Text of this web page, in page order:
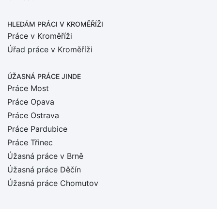
HLEDÁM PRÁCI V KROMĚŘÍŽI
Práce v Kroměříži
Úřad práce v Kroměříži
ÚŽASNÁ PRÁCE JINDE
Práce Most
Práce Opava
Práce Ostrava
Práce Pardubice
Práce Třinec
Úžasná práce v Brně
Úžasná práce Děčín
Úžasná práce Chomutov